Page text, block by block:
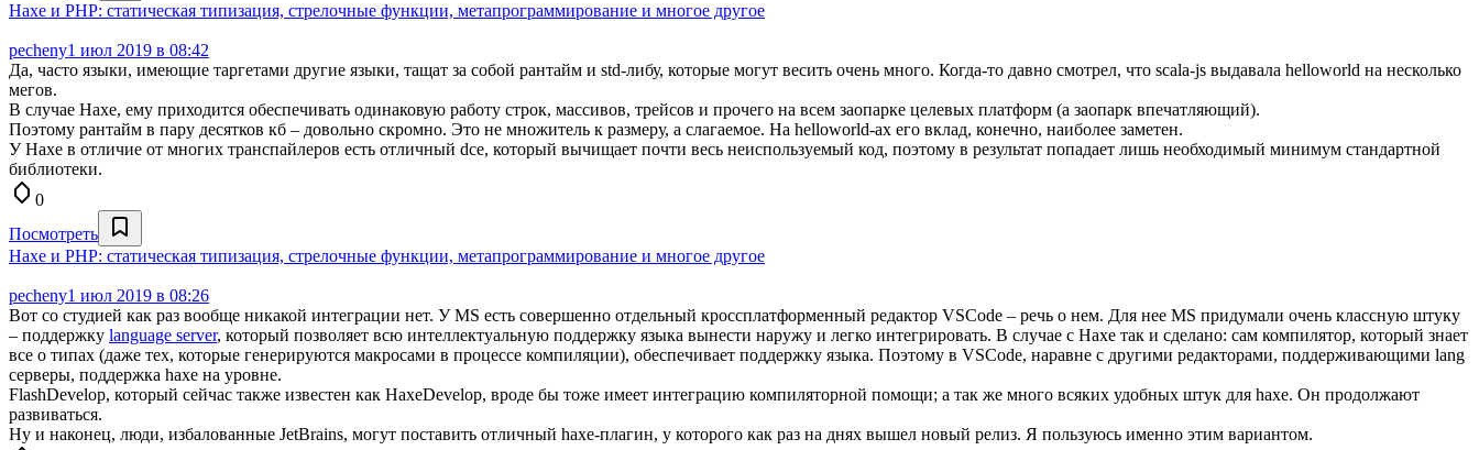
Haxe и PHP: статическая типизация, стрелочные функции, метапрограммирование и многое другое
pecheny1 июл 2019 в 08:42
Да, часто языки, имеющие таргетами другие языки, тащат за собой рантайм и std-либу, которые могут весить очень много. Когда-то давно смотрел, что scala-js выдавала helloworld на несколько
мегов.
В случае Haxe, ему приходится обеспечивать одинаковую работу строк, массивов, трейсов и прочего на всем заопарке целевых платформ (а заопарк впечатляющий).
Поэтому рантайм в пару десятков кб – довольно скромно. Это не множитель к размеру, а слагаемое. На helloworld-ах его вклад, конечно, наиболее заметен.
У Haxe в отличие от многих транспайлеров есть отличный dce, который вычищает почти весь неиспользуемый код, поэтому в результат попадает лишь необходимый минимум стандартной
библиотеки.
0
Посмотреть
Haxe и PHP: статическая типизация, стрелочные функции, метапрограммирование и многое другое
pecheny1 июл 2019 в 08:26
Вот со студией как раз вообще никакой интеграции нет. У MS есть совершенно отдельный кроссплатформенный редактор VSCode – речь о нем. Для нее MS придумали очень классную штуку
– поддержку language server, который позволяет всю интеллектуальную поддержку языка вынести наружу и легко интегрировать. В случае с Haxe так и сделано: сам компилятор, который знает
все о типах (даже тех, которые генерируются макросами в процессе компиляции), обеспечивает поддержку языка. Поэтому в VSCode, наравне с другими редакторами, поддерживающими lang
серверы, поддержка haxe на уровне.
FlashDevelop, который сейчас также известен как HaxeDevelop, вроде бы тоже имеет интеграцию компиляторной помощи; а так же много всяких удобных штук для haxe. Он продолжают
развиваться.
Ну и наконец, люди, избалованные JetBrains, могут поставить отличный haxe-плагин, у которого как раз на днях вышел новый релиз. Я пользуюсь именно этим вариантом.